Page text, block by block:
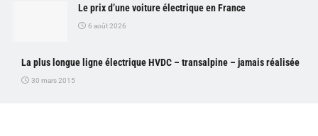
Le prix d’une voiture électrique en France
6 août 2026
La plus longue ligne électrique HVDC – transalpine – jamais réalisée
30 mars 2015